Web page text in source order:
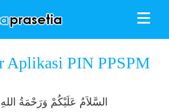
≡
Tutorial Satker
Aplikasi PIN PPSPM
السَّلاَمُ عَلَيْكُمْ وَرَحْمَةُ